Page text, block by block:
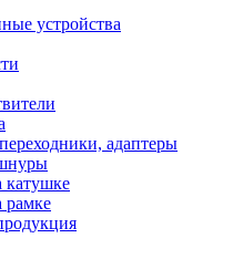
устройства
адаптеры
катушке
рамке